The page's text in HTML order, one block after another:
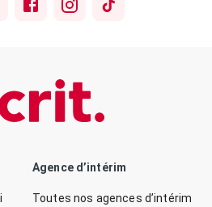
Agence d’intérim
Toutes nos agences d’intérim